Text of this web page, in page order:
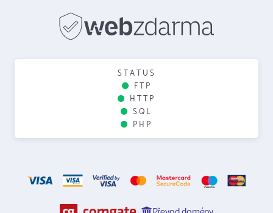
STATUS
FTP
HTTP
SQL
PHP